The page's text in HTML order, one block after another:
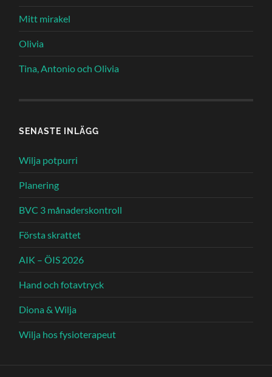
Mitt mirakel
Olivia
Tina, Antonio och Olivia
SENASTE INLÄGG
Wilja potpurri
Planering
BVC 3 månaderskontroll
Första skrattet
AIK – ÖIS 2026
Hand och fotavtryck
Diona & Wilja
Wilja hos fysioterapeut